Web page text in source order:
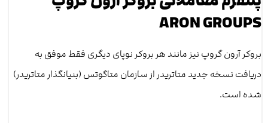
ARON GROUPS
بروکر آرون گروپ نیز مانند هر بروکر نوپای دیگری فقط موفق به
دریافت نسخه جدید متاتریدر از سازمان متاگوتس (بنیانگذار متاتریدر)
شده است.